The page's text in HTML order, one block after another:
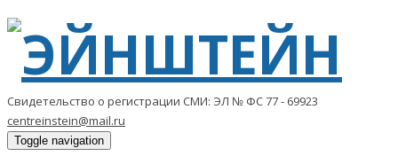
Свидетельство о регистрации СМИ: ЭЛ № ФС 77 - 69923
centreinstein@mail.ru
Toggle navigation